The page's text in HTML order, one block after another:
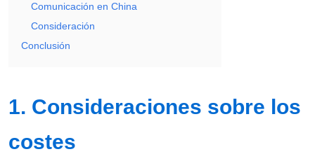
Comunicación en China
Consideración
Conclusión
1. Consideraciones sobre los
costes